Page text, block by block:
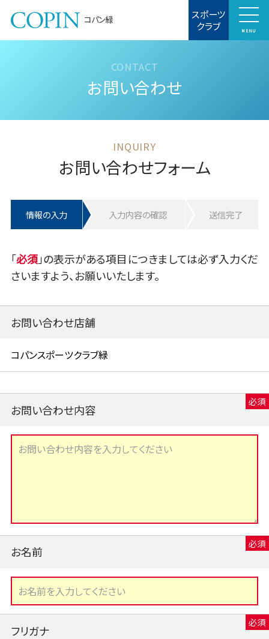
コパン緑 スポーツ
クラブ MENU
お問い合わせ
お問い合わせフォーム
情報の入力 入力内容の確認 送信完了
「
」の表示がある項目につきましては必ず入力くだ
さいますよう、お願いいたします。
お問い合わせ店舗
お問い合わせ内容
お名前
フリガナ